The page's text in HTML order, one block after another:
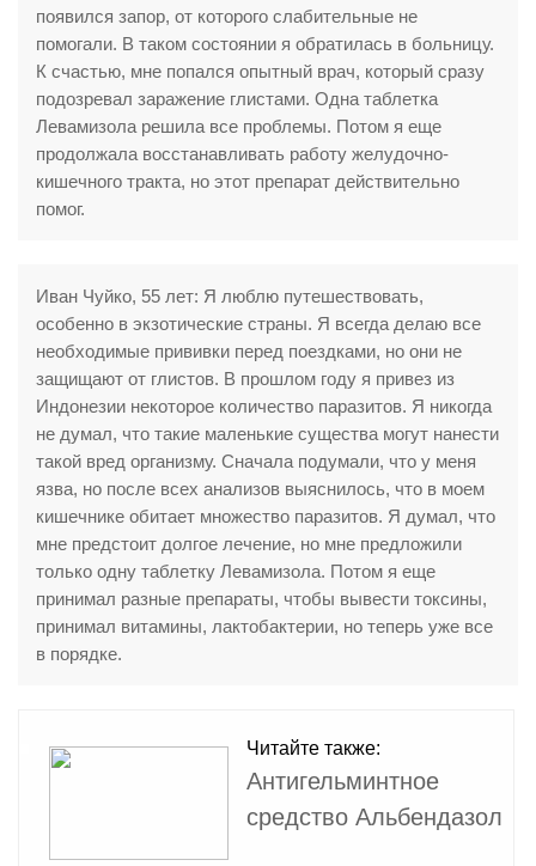
появился запор, от которого слабительные не
помогали. В таком состоянии я обратилась в больницу.
К счастью, мне попался опытный врач, который сразу
подозревал заражение глистами. Одна таблетка
Левамизола решила все проблемы. Потом я еще
продолжала восстанавливать работу желудочно-
кишечного тракта, но этот препарат действительно
помог.
Иван Чуйко, 55 лет: Я люблю путешествовать,
особенно в экзотические страны. Я всегда делаю все
необходимые прививки перед поездками, но они не
защищают от глистов. В прошлом году я привез из
Индонезии некоторое количество паразитов. Я никогда
не думал, что такие маленькие существа могут нанести
такой вред организму. Сначала подумали, что у меня
язва, но после всех анализов выяснилось, что в моем
кишечнике обитает множество паразитов. Я думал, что
мне предстоит долгое лечение, но мне предложили
только одну таблетку Левамизола. Потом я еще
принимал разные препараты, чтобы вывести токсины,
принимал витамины, лактобактерии, но теперь уже все
в порядке.
Читайте также:
Антигельминтное
средство Альбендазол